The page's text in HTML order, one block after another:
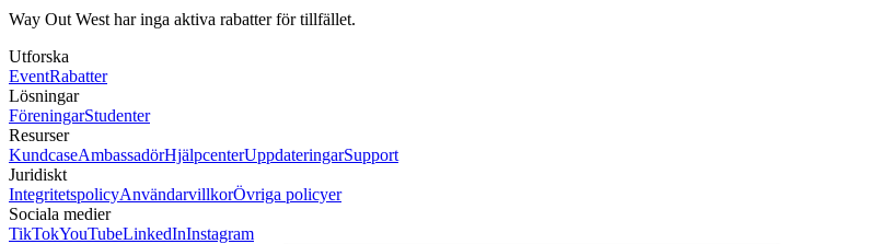
Way Out West har inga aktiva rabatter för tillfället.
Utforska
EventRabatter
Lösningar
FöreningarStudenter
Resurser
KundcaseAmbassadörHjälpcenterUppdateringarSupport
Juridiskt
IntegritetspolicyAnvändarvillkorÖvriga policyer
Sociala medier
TikTokYouTubeLinkedInInstagram